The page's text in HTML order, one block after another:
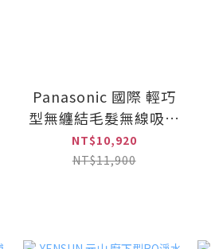
Panasonic 國際 輕巧
型無纏結毛髮無線吸塵
器(MC-SB53K)
NT$10,920
NT$11,900